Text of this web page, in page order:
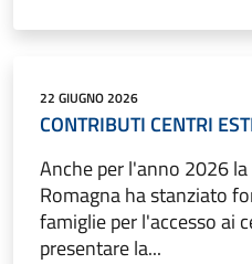
22 GIUGNO 2026
CONTRIBUTI CENTRI
Anche per l'anno 2026
Romagna ha stanziato
famiglie per l'accesso ai
presentare la...